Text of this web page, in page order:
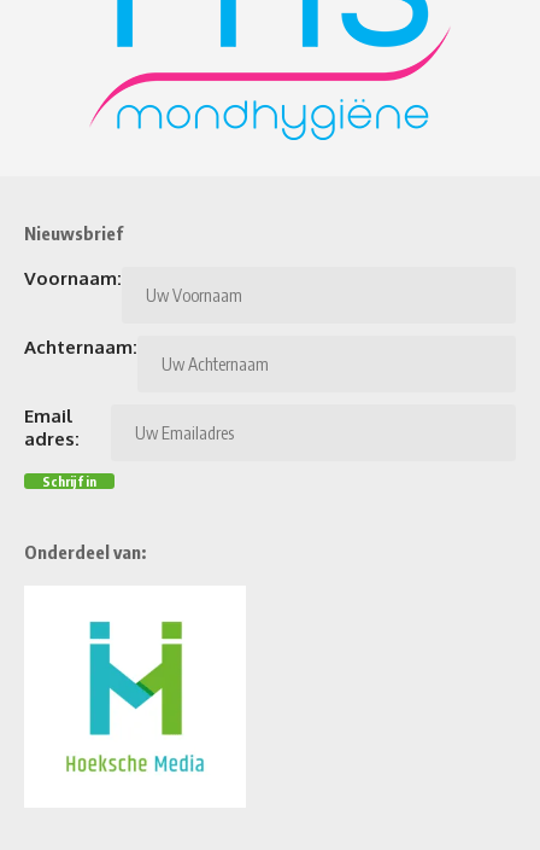
Nieuwsbrief
Voornaam:
Achternaam:
Email
adres:
Onderdeel van: